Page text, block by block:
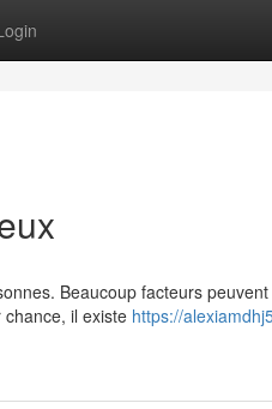
Beaucoup facteurs
il existe https://